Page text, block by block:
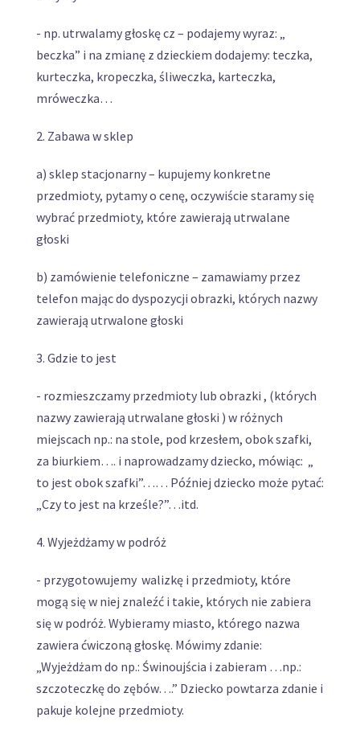
- np. utrwalamy głoskę cz – podajemy wyraz: „
beczka” i na zmianę z dzieckiem dodajemy: teczka,
kurteczka, kropeczka, śliweczka, karteczka,
mróweczka…
2. Zabawa w sklep
a) sklep stacjonarny – kupujemy konkretne
przedmioty, pytamy o cenę, oczywiście staramy się
wybrać przedmioty, które zawierają utrwalane
głoski
b) zamówienie telefoniczne – zamawiamy przez
telefon mając do dyspozycji obrazki, których nazwy
zawierają utrwalone głoski
3. Gdzie to jest
- rozmieszczamy przedmioty lub obrazki , (których
nazwy zawierają utrwalane głoski ) w różnych
miejscach np.: na stole, pod krzesłem, obok szafki,
za biurkiem…. i naprowadzamy dziecko, mówiąc: „
to jest obok szafki”…… Później dziecko może pytać:
„Czy to jest na krześle?”…itd.
4. Wyjeżdżamy w podróż
- przygotowujemy walizkę i przedmioty, które
mogą się w niej znaleźć i takie, których nie zabiera
się w podróż. Wybieramy miasto, którego nazwa
zawiera ćwiczoną głoskę. Mówimy zdanie:
„Wyjeżdżam do np.: Świnoujścia i zabieram …np.:
szczoteczkę do zębów….” Dziecko powtarza zdanie i
pakuje kolejne przedmioty.